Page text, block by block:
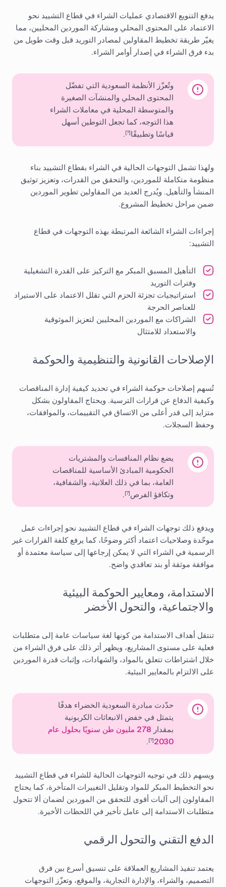
يدفع التنويع الاقتصادي عمليات الشراء في قطاع التشييد نحو
الاعتماد على المحتوى المحلي ومشاركة الموردين المحليين، مما
يغيّر طريقة تخطيط المقاولين لمصادر التوريد قبل وقت طويل من
بدء فرق الشراء في إصدار أوامر الشراء.
وتُعزّز الأنظمة السعودية التي تفضّل
المحتوى المحلي والمنشآت الصغيرة
والمتوسطة المحلية في معاملات الشراء
هذا التوجه، كما تجعل التوطين أسهل
قياسًا وتطبيقًا [?]
.
ولهذا تشمل التوجهات الحالية في الشراء بقطاع التشييد بناء
منظومة متكاملة للموردين، والتحقق من القدرات، وتعزيز توثيق
المنشأ والتأهيل. ويُدرج العديد من المقاولين تطوير الموردين
ضمن مراحل تخطيط المشروع.
إجراءات الشراء الشائعة المرتبطة بهذه التوجهات في قطاع
التشييد:
التأهيل المسبق المبكر مع التركيز على القدرة التشغيلية
وفترات التوريد
استراتيجيات تجزئة الحزم التي تقلل الاعتماد على الاستيراد
للعناصر الحرجة
الشراكات مع الموردين المحليين لتعزيز الموثوقية
والاستعداد للامتثال
الإصلاحات القانونية والتنظيمية والحوكمة
تُسهم إصلاحات حوكمة الشراء في تحديد كيفية إدارة المناقصات
وكيفية الدفاع عن قرارات الترسية. ويحتاج المقاولون بشكل
متزايد إلى قدر أعلى من الاتساق في التقييمات، والموافقات،
وحفظ السجلات.
يضع نظام المنافسات والمشتريات
الحكومية المبادئ الأساسية للمناقصات
العامة، بما في ذلك العلانية، والشفافية،
وتكافؤ الفرص [?]
.
ويدفع ذلك توجهات الشراء في قطاع التشييد نحو إجراءات عمل
موحّدة وصلاحيات اعتماد أكثر وضوحًا، كما يرفع كلفة القرارات غير
الرسمية في الشراء التي لا يمكن إرجاعها إلى سياسة معتمدة أو
موافقة موثقة أو بند تعاقدي واضح.
الاستدامة، ومعايير الحوكمة البيئية
والاجتماعية، والتحول الأخضر
تنتقل أهداف الاستدامة من كونها لغة سياسات عامة إلى متطلبات
فعلية على مستوى المشاريع، ويظهر أثر ذلك على فرق الشراء من
خلال اشتراطات تتعلق بالمواد، والشهادات، وإثبات قدرة الموردين
على الالتزام بالمعايير البيئية.
حدّدت مبادرة السعودية الخضراء هدفًا
يتمثل في خفض الانبعاثات الكربونية
بمقدار
278 مليون طن سنويًا بحلول عام
2030
[?]
.
ويسهم ذلك في توجيه التوجهات الحالية للشراء في قطاع التشييد
نحو التخطيط المبكر للمواد وتقليل التغييرات المتأخرة، كما يحتاج
المقاولون إلى آليات أقوى للتحقق من الموردين لضمان ألا تتحول
متطلبات الاستدامة إلى عامل تأخير في اللحظات الأخيرة.
الدفع التقني والتحول الرقمي
يعتمد تنفيذ المشاريع العملاقة على تنسيق أسرع بين فرق
التصميم، والشراء، والإدارة التجارية، والموقع، وتعزّز التوجهات